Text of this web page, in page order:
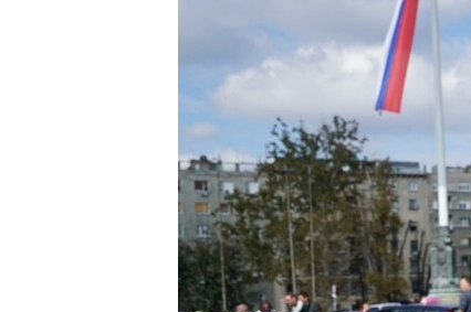
GENOCID U SREBRENICI
POPLAVE I KLIZIŠTA U BIH 2024.